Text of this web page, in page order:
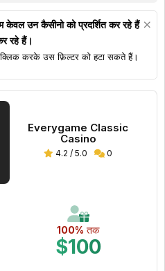
उन कैसीनो को प्रदर्शित कर रहे हैं
रहे हैं।
क्लिक करके उस फ़िल्टर को हटा सकते हैं।
Everygame Classic
Casino
4.2 / 5.0 0
100% तक
$100